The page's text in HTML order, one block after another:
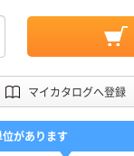
マイカタログへ登録
があります